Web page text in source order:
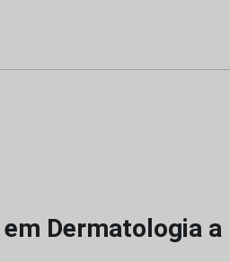
Dermatologia a